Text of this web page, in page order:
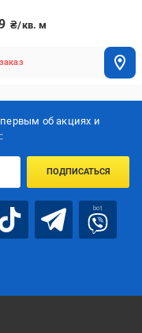
₴/кв. м
об акцияx и
ПОДПИСАТЬСЯ
bot